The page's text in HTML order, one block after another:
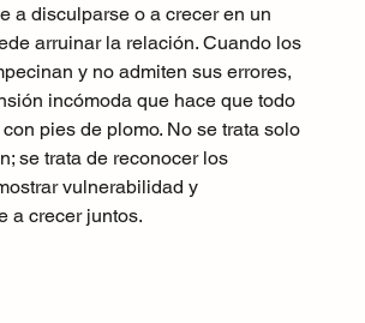
a disculparse o a crecer en un
arruinar la relación. Cuando los
y no admiten sus errores,
incómoda que hace que todo
pies de plomo. No se trata solo
se trata de reconocer los
vulnerabilidad y
a crecer juntos.